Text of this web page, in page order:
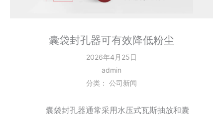
囊袋封孔器可有效降低粉尘
2026年4月25日
admin
分类： 公司新闻
囊袋封孔器通常采用水压式瓦斯抽放和囊